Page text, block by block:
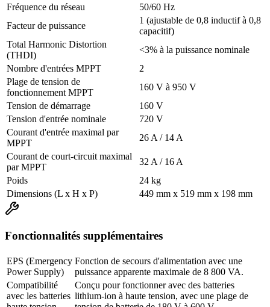
Fréquence du réseau
50/60 Hz
Facteur de puissance
1 (ajustable de 0,8 inductif à 0,8
capacitif)
Total Harmonic Distortion
(THDI)
<3% à la puissance nominale
Nombre d'entrées MPPT
2
Plage de tension de
fonctionnement MPPT
160 V à 950 V
Tension de démarrage
160 V
Tension d'entrée nominale
720 V
Courant d'entrée maximal par
MPPT
26 A / 14 A
Courant de court-circuit maximal
par MPPT
32 A / 16 A
Poids
24 kg
Dimensions (L x H x P)
449 mm x 519 mm x 198 mm
Fonctionnalités supplémentaires
EPS (Emergency
Power Supply)
Fonction de secours d'alimentation avec une
puissance apparente maximale de 8 800 VA.
Compatibilité
avec les batteries
Conçu pour fonctionner avec des batteries
lithium-ion à haute tension, avec une plage de